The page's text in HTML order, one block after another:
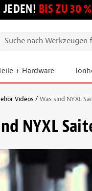
JEDEN! BIS ZU 30
+ Hardware
Videos Was sind NYXL
NYXL